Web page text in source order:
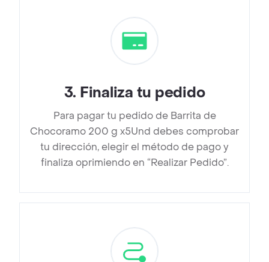
3. Finaliza tu pedido
Para pagar tu pedido de Barrita de
Chocoramo 200 g x5Und debes comprobar
tu dirección, elegir el método de pago y
finaliza oprimiendo en “Realizar Pedido”.